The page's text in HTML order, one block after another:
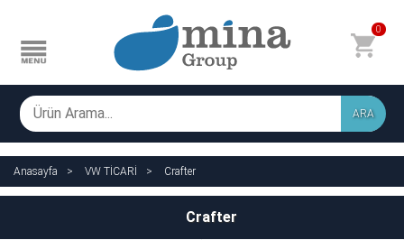
0
ARA
Anasayfa VW TİCARİ Crafter
Crafter